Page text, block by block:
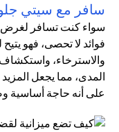
سافر مع سيتي
سواء كنت تسافر لغرض
فوائد لا تحصى، فهو
والاسترخاء، واستكشاف
المدى، مما يجعل
على أنه حاجة أساسية